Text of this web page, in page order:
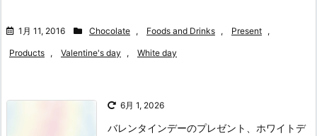
1月 11, 2016 Chocolate , Foods and Drinks , Present ,
Products , Valentine's day , White day
6月 1, 2026
バレンタインデーのプレゼント、ホワイトデ